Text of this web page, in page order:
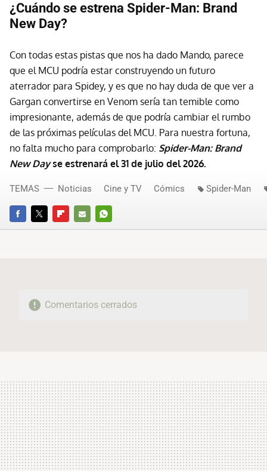
¿Cuándo se estrena Spider-Man: Brand
New Day?
Con todas estas pistas que nos ha dado Mando, parece
que el MCU podría estar construyendo un futuro
aterrador para Spidey, y es que no hay duda de que ver a
Gargan convertirse en Venom sería tan temible como
impresionante, además de que podría cambiar el rumbo
de las próximas películas del MCU. Para nuestra fortuna,
no falta mucho para comprobarlo: Spider-Man: Brand
New Dayse estrenará el 31 de julio del 2026.
FACEBOOKTWITTERFLIPBOARD
E-
WHATSAPP
TEMAS Noticias Cine y TV Cómics Spider-Man
Comentarios cerrados